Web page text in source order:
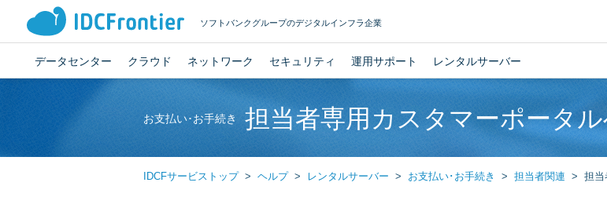
ソフトバンクグループのデジタルインフラ企業
データセンター クラウド ネットワーク セキュリティ 運用サポート レンタルサーバー
お支払い･お手続き 担当者専用カスタマーポータ
IDCFサービストップ ヘルプ レンタルサーバー お支払い･お手続き 担当者関連 担当